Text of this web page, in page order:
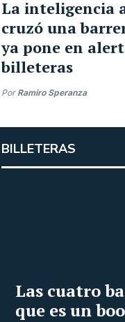
La inteligencia
cruzó una
ya pone en
billeteras
Por Ramiro Speranza
BILLETERAS
Las cuatro
que es un